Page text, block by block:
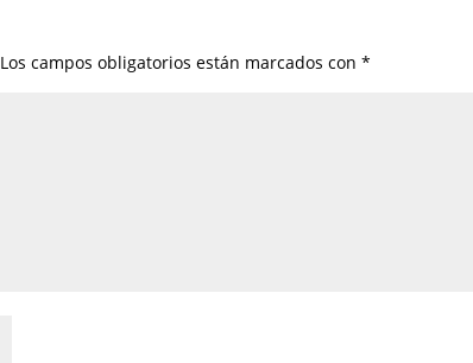
Los campos obligatorios están marcados con*